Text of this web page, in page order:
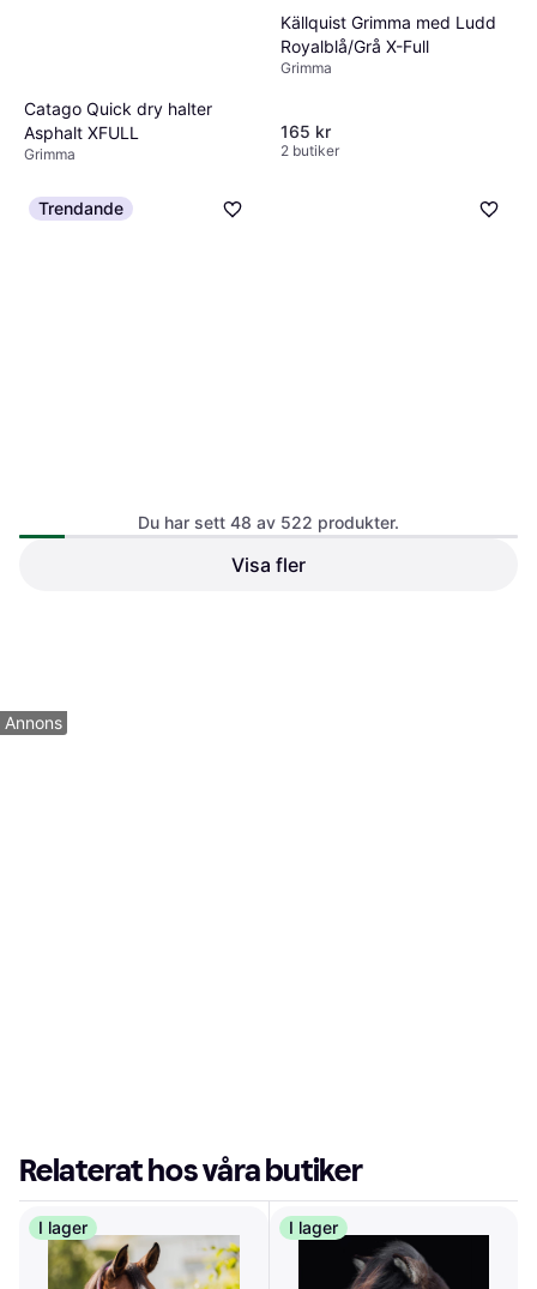
Catago Quick dry halter
Asphalt XFULL
Grimma
2 butiker
Källquist Grimma med Ludd
Royalblå/Grå X-Full
Grimma
165 kr
2 butiker
Trendande
Grimma
Du har sett 48 av 522 produkter.
Visa fler
Annons
Relaterat hos våra butiker
I lager I lager